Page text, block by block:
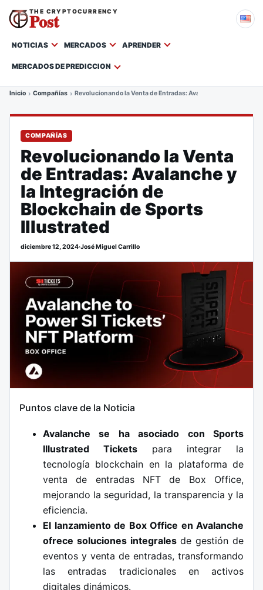
THE CRYPTOCURRENCY
Post
NOTICIAS MERCADOS APRENDER
MERCADOS DE PREDICCION
Inicio Compañías Revolucionando la Venta de Entradas: Avalanche y la
COMPAÑÍAS
Revolucionando la Venta
de Entradas: Avalanche y
la Integración de
Blockchain de Sports
Illustrated
diciembre 12, 2024·José Miguel Carrillo
Puntos clave de la Noticia
Avalanche se ha asociado con Sports
Illustrated Tickets para integrar la
tecnología blockchain en la plataforma de
venta de entradas NFT de Box Office,
mejorando la seguridad, la transparencia y la
eficiencia.
El lanzamiento de Box Office en Avalanche
ofrece soluciones integralesde gestión de
eventos y venta de entradas, transformando
las entradas tradicionales en activos
digitales dinámicos.